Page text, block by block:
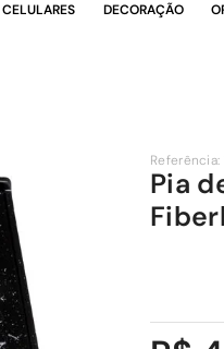
CELULARES DECORAÇÃO
Referência:
Pia